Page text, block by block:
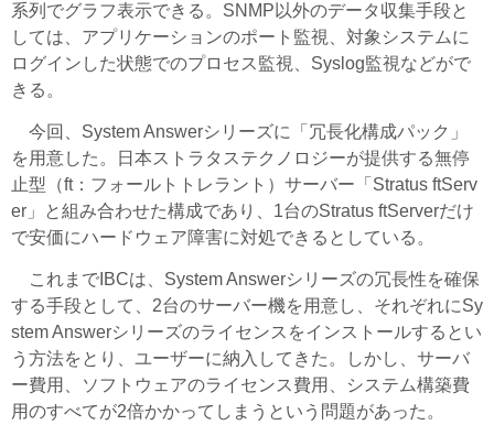
系列でグラフ表示できる。SNMP以外のデータ収集手段と
しては、アプリケーションのポート監視、対象システムに
ログインした状態でのプロセス監視、Syslog監視などがで
きる。
今回、System Answerシリーズに「冗長化構成パック」
を用意した。日本ストラタステクノロジーが提供する無停
止型（ft：フォールトトレラント）サーバー「Stratus ftServ
er」と組み合わせた構成であり、1台のStratus ftServerだけ
で安価にハードウェア障害に対処できるとしている。
これまでIBCは、System Answerシリーズの冗長性を確保
する手段として、2台のサーバー機を用意し、それぞれにSy
stem Answerシリーズのライセンスをインストールするとい
う方法をとり、ユーザーに納入してきた。しかし、サーバ
ー費用、ソフトウェアのライセンス費用、システム構築費
用のすべてが2倍かかってしまうという問題があった。